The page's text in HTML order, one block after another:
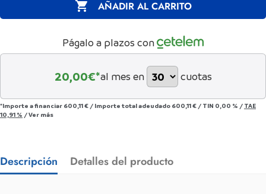
 AÑADIR AL CARRITO
Págalo a plazos con
20,00€*al mes en cuotas
*Importe a financiar 600,11 € / Importe total adeudado 600,11 € / TIN 0,00 % / TAE
10,91 % /Ver más
Descripción Detalles del producto